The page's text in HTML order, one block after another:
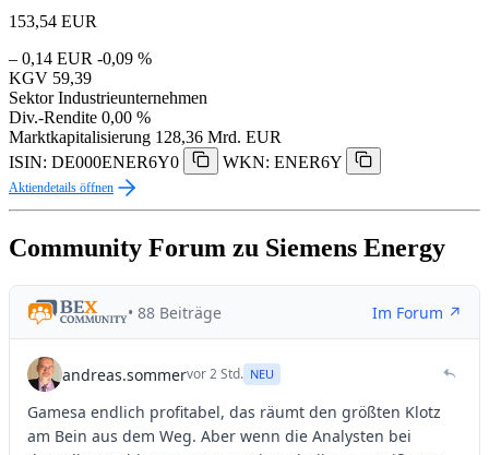
153,54 EUR
– 0,14 EUR -0,09 %
KGV 59,39
Sektor Industrieunternehmen
Div.-Rendite 0,00 %
Marktkapitalisierung 128,36 Mrd. EUR
ISIN: DE000ENER6Y0
WKN: ENER6Y
Aktiendetails öffnen
Community Forum zu Siemens Energy